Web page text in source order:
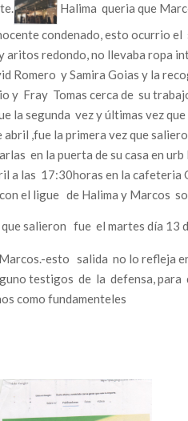
Halima queria que
condenado, esto ocurrio el
redondo, no llevaba ropa
Romero y Samira Goias y la
y Fray Tomas cerca de su
la segunda vez y últimas vez
,fue la primera vez que
en la puerta de su casa en
a las 17:30horas en la cafeteria
el ligue de Halima y Marcos
que salieron fue el martes día 13
esto salida no lo refleja
testigos de la defensa, para
como fundamenteles